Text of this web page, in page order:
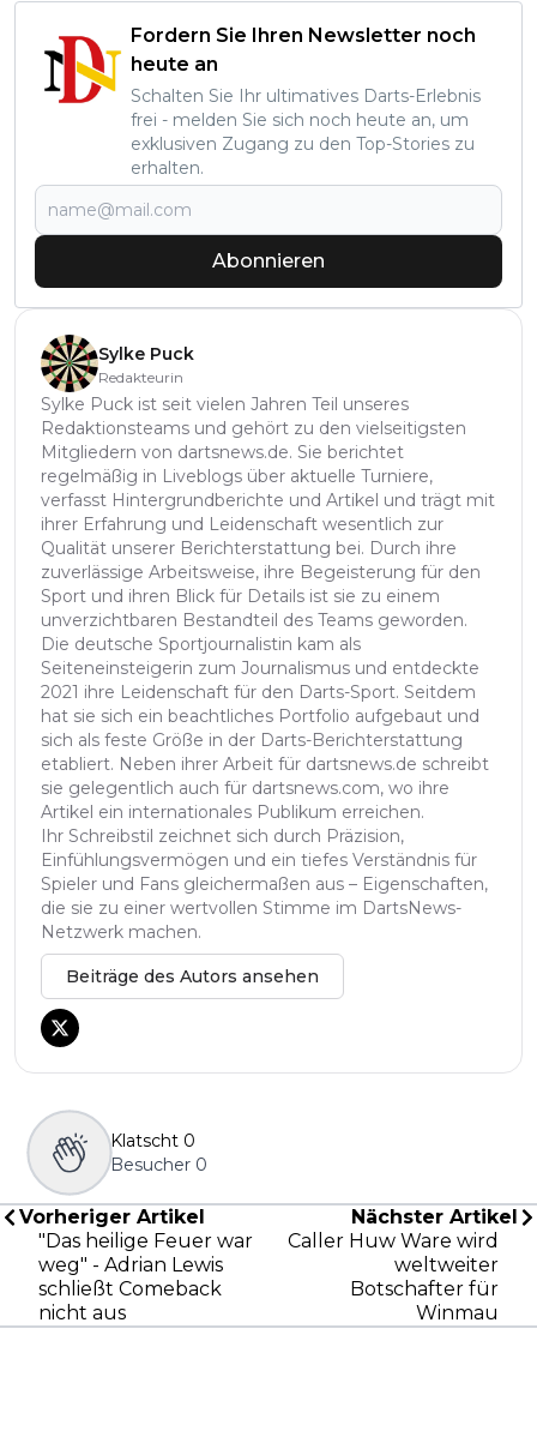
Fordern Sie Ihren Newsletter noch
heute an
Schalten Sie Ihr ultimatives Darts-Erlebnis
frei - melden Sie sich noch heute an, um
exklusiven Zugang zu den Top-Stories zu
erhalten.
Abonnieren
Sylke Puck
Redakteurin
Sylke Puck ist seit vielen Jahren Teil unseres
Redaktionsteams und gehört zu den vielseitigsten
Mitgliedern von dartsnews.de. Sie berichtet
regelmäßig in Liveblogs über aktuelle Turniere,
verfasst Hintergrundberichte und Artikel und trägt mit
ihrer Erfahrung und Leidenschaft wesentlich zur
Qualität unserer Berichterstattung bei. Durch ihre
zuverlässige Arbeitsweise, ihre Begeisterung für den
Sport und ihren Blick für Details ist sie zu einem
unverzichtbaren Bestandteil des Teams geworden.
Die deutsche Sportjournalistin kam als
Seiteneinsteigerin zum Journalismus und entdeckte
2021 ihre Leidenschaft für den Darts-Sport. Seitdem
hat sie sich ein beachtliches Portfolio aufgebaut und
sich als feste Größe in der Darts-Berichterstattung
etabliert. Neben ihrer Arbeit für dartsnews.de schreibt
sie gelegentlich auch für dartsnews.com, wo ihre
Artikel ein internationales Publikum erreichen.
Ihr Schreibstil zeichnet sich durch Präzision,
Einfühlungsvermögen und ein tiefes Verständnis für
Spieler und Fans gleichermaßen aus – Eigenschaften,
die sie zu einer wertvollen Stimme im DartsNews-
Netzwerk machen.
Beiträge des Autors ansehen
Klatscht 0
Besucher 0
Vorheriger Artikel
"Das heilige Feuer war
weg" - Adrian Lewis
schließt Comeback
nicht aus
Nächster Artikel
Caller Huw Ware wird
weltweiter
Botschafter für
Winmau